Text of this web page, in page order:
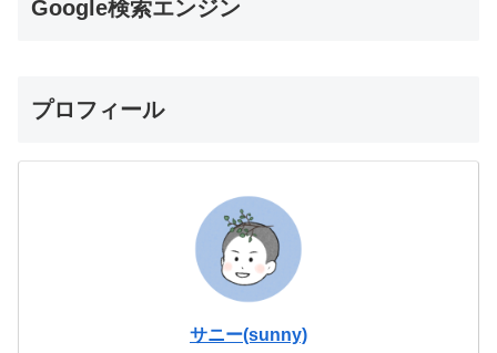
Google検索エンジン
プロフィール
サニー(sunny)